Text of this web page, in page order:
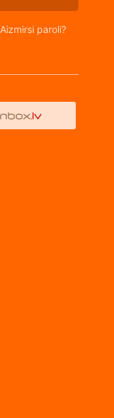
Aizmirsi paroli?